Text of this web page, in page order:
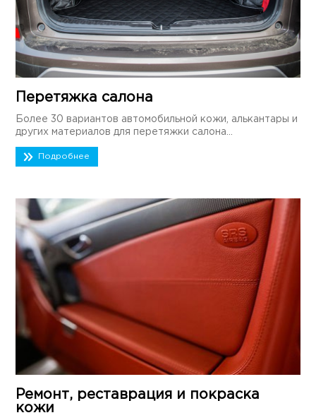
Перетяжка салона
Более 30 вариантов автомобильной кожи, алькантары и
других материалов для перетяжки салона...
Подробнее
Ремонт, реставрация и покраска
кожи